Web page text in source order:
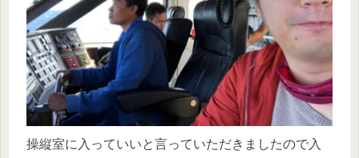
操縦室に入っていいと言っていただきましたので入